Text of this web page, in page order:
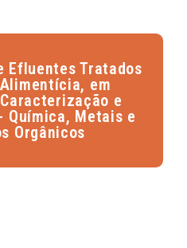
Efluentes Tratados
em
e
Química, Metais e
Orgânicos